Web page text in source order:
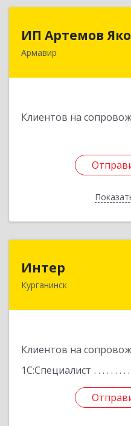
ИП Артемов
Армавир
Клиентов на
Интер
Курганинск
Клиентов на
1С:Специалист
352430,